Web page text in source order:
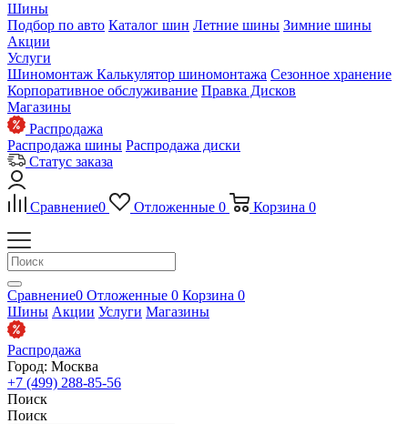
Шины
Подбор по авто Каталог шин Летние шины Зимние шины
Акции
Услуги
Шиномонтаж Калькулятор шиномонтажа Сезонное хранение
Корпоративное обслуживание Правка Дисков
Магазины
Распродажа
Распродажа шины Распродажа диски
Статус заказа
Сравнение0 Отложенные 0 Корзина 0
Сравнение0 Отложенные 0 Корзина 0
Шины Акции Услуги Магазины
Распродажа
Город: Москва
+7 (499) 288-85-56
Поиск
Поиск